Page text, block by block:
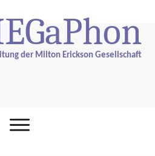
GaPhon
der Milton Erickson Gesellschaft